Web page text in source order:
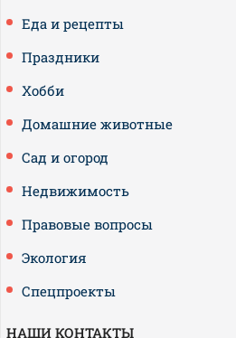
Еда и рецепты
Праздники
Хобби
Домашние животные
Сад и огород
Недвижимость
Правовые вопросы
Экология
Спецпроекты
НАШИ КОНТАКТЫ